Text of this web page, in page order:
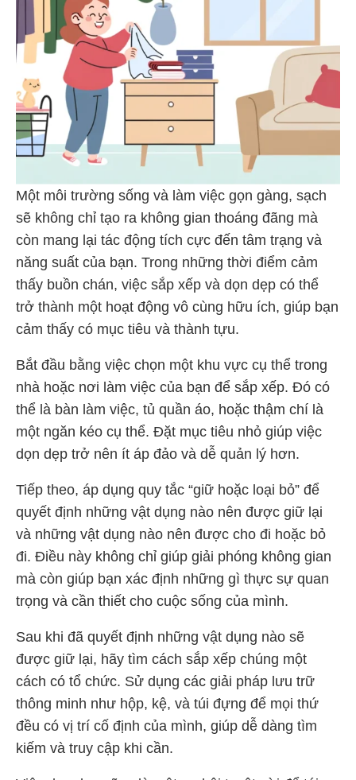
Một môi trường sống và làm việc gọn gàng, sạch
sẽ không chỉ tạo ra không gian thoáng đãng mà
còn mang lại tác động tích cực đến tâm trạng và
năng suất của bạn. Trong những thời điểm cảm
thấy buồn chán, việc sắp xếp và dọn dẹp có thể
trở thành một hoạt động vô cùng hữu ích, giúp bạn
cảm thấy có mục tiêu và thành tựu.
Bắt đầu bằng việc chọn một khu vực cụ thể trong
nhà hoặc nơi làm việc của bạn để sắp xếp. Đó có
thể là bàn làm việc, tủ quần áo, hoặc thậm chí là
một ngăn kéo cụ thể. Đặt mục tiêu nhỏ giúp việc
dọn dẹp trở nên ít áp đảo và dễ quản lý hơn.
Tiếp theo, áp dụng quy tắc “giữ hoặc loại bỏ” để
quyết định những vật dụng nào nên được giữ lại
và những vật dụng nào nên được cho đi hoặc bỏ
đi. Điều này không chỉ giúp giải phóng không gian
mà còn giúp bạn xác định những gì thực sự quan
trọng và cần thiết cho cuộc sống của mình.
Sau khi đã quyết định những vật dụng nào sẽ
được giữ lại, hãy tìm cách sắp xếp chúng một
cách có tổ chức. Sử dụng các giải pháp lưu trữ
thông minh như hộp, kệ, và túi đựng để mọi thứ
đều có vị trí cố định của mình, giúp dễ dàng tìm
kiếm và truy cập khi cần.